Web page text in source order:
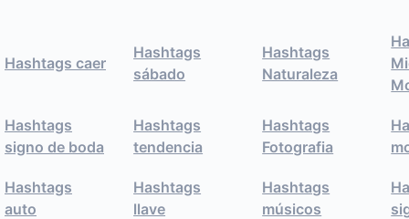
Hashtags caer
Hashtags
sábado
Hashtags
Naturaleza
Hashtags
signo de boda
Hashtags
tendencia
Hashtags
Fotografia
Hashtags
auto
Hashtags
llave
Hashtags
músicos